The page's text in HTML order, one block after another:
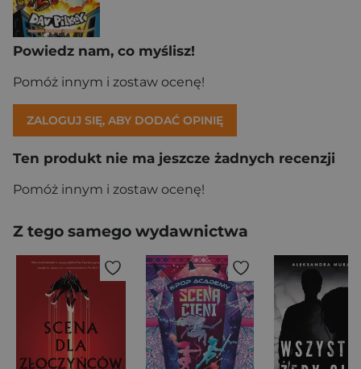
Powiedz nam, co myślisz!
Pomóż innym i zostaw ocenę!
ZALOGUJ SIĘ, ABY DODAĆ OPINIĘ
Ten produkt nie ma jeszcze żadnych recenzji
Pomóż innym i zostaw ocenę!
Z tego samego wydawnictwa